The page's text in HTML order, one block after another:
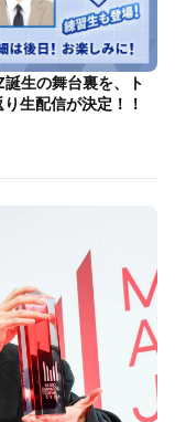
誕生の舞台裏を、ト
生配信が決定！！